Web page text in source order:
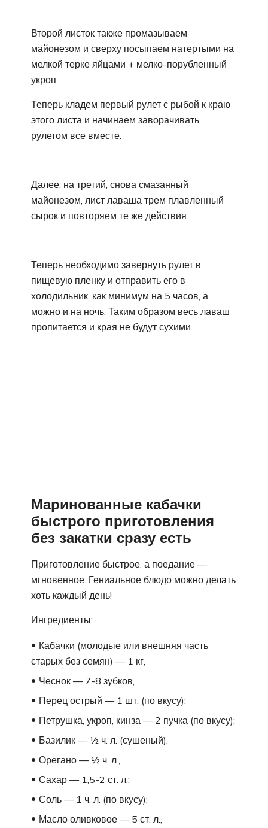
Второй листок также промазываем
майонезом и сверху посыпаем натертыми на
мелкой терке яйцами + мелко-порубленный
укроп.
Теперь кладем первый рулет с рыбой к краю
этого листа и начинаем заворачивать
рулетом все вместе.
Далее, на третий, снова смазанный
майонезом, лист лаваша трем плавленный
сырок и повторяем те же действия.
Теперь необходимо завернуть рулет в
пищевую пленку и отправить его в
холодильник, как минимум на 5 часов, а
можно и на ночь. Таким образом весь лаваш
пропитается и края не будут сухими.
Маринованные кабачки
быстрого приготовления
без закатки сразу есть
Приготовление быстрое, а поедание —
мгновенное. Гениальное блюдо можно делать
хоть каждый день!
Ингредиенты:
Кабачки (молодые или внешняя часть
старых без семян) — 1 кг;
Чеснок — 7-8 зубков;
Перец острый — 1 шт. (по вкусу);
Петрушка, укроп, кинза — 2 пучка (по вкусу);
Базилик — ½ ч. л. (сушеный);
Орегано — ½ ч. л.;
Сахар — 1,5-2 ст. л.;
Соль — 1 ч. л. (по вкусу);
Масло оливковое — 5 ст. л.;